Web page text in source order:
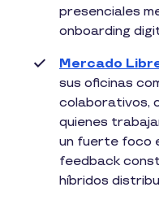
presenciales
onboarding
Mercado
sus oficinas
colaborativos,
quienes
un fuerte foco
feedback
híbridos